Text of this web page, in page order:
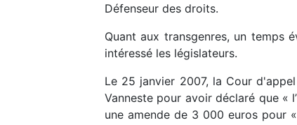
Défenseur des droits.
Quant aux transgenres, un temps
intéressé les législateurs.
Le 25 janvier 2007, la Cour
Vanneste pour avoir déclaré que «
une amende de 3 000 euros pour